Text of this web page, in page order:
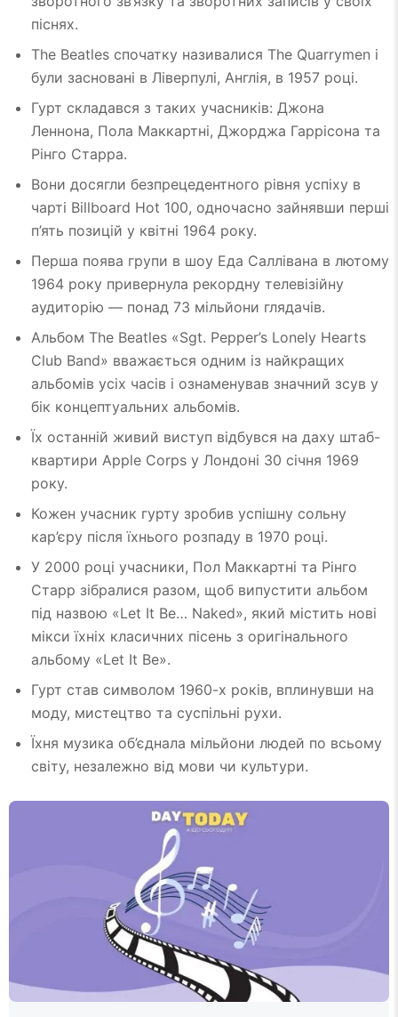
піснях.
The Beatles спочатку називалися The Quarrymen і
були засновані в Ліверпулі, Англія, в 1957 році.
Гурт складався з таких учасників: Джона
Леннона, Пола Маккартні, Джорджа Гаррісона та
Рінго Старра.
Вони досягли безпрецедентного рівня успіху в
чарті Billboard Hot 100, одночасно зайнявши перші
п’ять позицій у квітні 1964 року.
Перша поява групи в шоу Еда Саллівана в лютому
1964 року привернула рекордну телевізійну
аудиторію — понад 73 мільйони глядачів.
Альбом The Beatles «Sgt. Pepper’s Lonely Hearts
Club Band» вважається одним із найкращих
альбомів усіх часів і ознаменував значний зсув у
бік концептуальних альбомів.
Їх останній живий виступ відбувся на даху штаб-
квартири Apple Corps у Лондоні 30 січня 1969
року.
Кожен учасник гурту зробив успішну сольну
кар’єру після їхнього розпаду в 1970 році.
У 2000 році учасники, Пол Маккартні та Рінго
Старр зібралися разом, щоб випустити альбом
під назвою «Let It Be… Naked», який містить нові
мікси їхніх класичних пісень з оригінального
альбому «Let It Be».
Гурт став символом 1960-х років, вплинувши на
моду, мистецтво та суспільні рухи.
Їхня музика об’єднала мільйони людей по всьому
світу, незалежно від мови чи культури.